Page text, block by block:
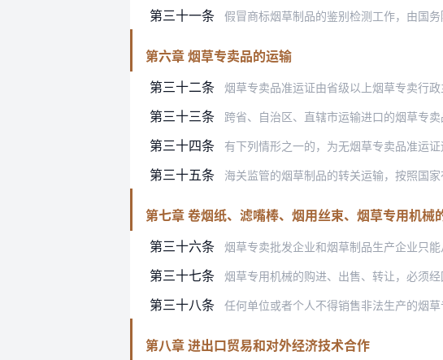
第三十一条 假冒商标烟草制品的鉴别检测工作，由国务院
第六章 烟草专卖品的运输
第三十二条
烟草专卖品准运证由省级以上烟草专卖行政
第三十三条 跨省、自治区、直辖市运输进口的烟草专卖品、国产烟
第三十四条 有下列情形之一的，为无烟草专卖品准运证
第三十五条 海关监管的烟草制品的转关运输，按照国
第七章 卷烟纸、滤嘴棒、烟用丝束、烟草专用机械
第三十六条
烟草专卖批发企业和烟草制品生产企业只
第三十七条 烟草专用机械的购进、出售、转让，必须
第三十八条 任何单位或者个人不得销售非法生产的烟
第八章 进出口贸易和对外经济技术合作